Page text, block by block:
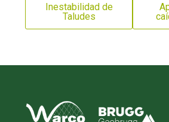
Inestabilidad de
Taludes